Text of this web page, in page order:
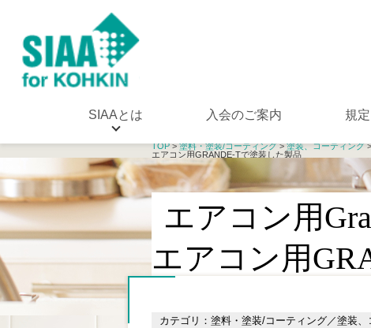
SIAAとは 入会のご案内 規
TOP>塗料・塗装/コーティング>塗装、コーティング
エアコン用GRANDE-Tで塗装した製品
エアコン用
エアコン用
カテゴリ：塗料・塗装/コーティング／塗装